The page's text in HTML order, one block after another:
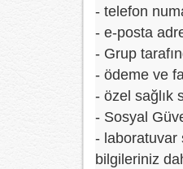
- telefon
- e-posta
- Grup
- ödeme ve
- özel sağlık
- Sosyal
- laboratuvar
bilgileriniz